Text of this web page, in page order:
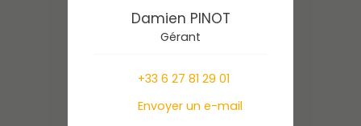
Damien PINOT
Gérant
+33 6 27 81 29 01
Envoyer un e-mail